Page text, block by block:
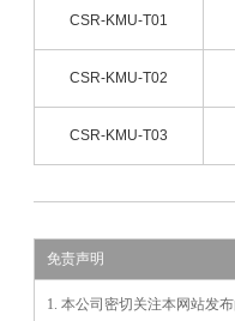
CSR-KMU-T01
CSR-KMU-T02
CSR-KMU-T03
免责声明
1. 本公司密切关注本网站发